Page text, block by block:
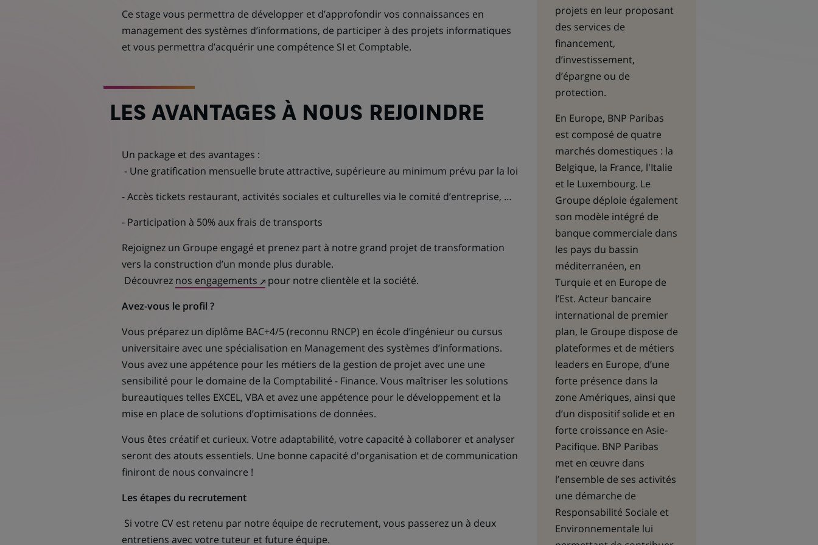
Ce stage vous permettra de développer et d’approfondir vos connaissances en
management des systèmes d’informations, de participer à des projets informatiques
et vous permettra d’acquérir une compétence SI et Comptable.
LES AVANTAGES À NOUS REJOINDRE
Un package et des avantages :
- Une gratification mensuelle brute attractive, supérieure au minimum prévu par la loi
- Accès tickets restaurant, activités sociales et culturelles via le comité d’entreprise, …
- Participation à 50% aux frais de transports
Rejoignez un Groupe engagé et prenez part à notre grand projet de transformation
vers la construction d’un monde plus durable.
Découvrez nos engagements(Ce
dans
un
nouvel
onglet)
pour notre clientèle et la société.
Avez-vous le profil ?
Vous préparez un diplôme BAC+4/5 (reconnu RNCP) en école d’ingénieur ou cursus
universitaire avec une spécialisation en Management des systèmes d’informations.
Vous avez une appétence pour les métiers de la gestion de projet avec une une
sensibilité pour le domaine de la Comptabilité - Finance. Vous maîtriser les solutions
bureautiques telles EXCEL, VBA et avez une appétence pour le développement et la
mise en place de solutions d’optimisations de données.
Vous êtes créatif et curieux. Votre adaptabilité, votre capacité à collaborer et analyser
seront des atouts essentiels. Une bonne capacité d'organisation et de communication
finiront de nous convaincre !
Les étapes du recrutement
Si votre CV est retenu par notre équipe de recrutement, vous passerez un à deux
entretiens avec votre tuteur et future équipe.
projets en leur proposant
des services de
financement,
d’investissement,
d’épargne ou de
protection.
En Europe, BNP Paribas
est composé de quatre
marchés domestiques : la
Belgique, la France, l'Italie
et le Luxembourg. Le
Groupe déploie également
son modèle intégré de
banque commerciale dans
les pays du bassin
méditerranéen, en
Turquie et en Europe de
l’Est. Acteur bancaire
international de premier
plan, le Groupe dispose de
plateformes et de métiers
leaders en Europe, d’une
forte présence dans la
zone Amériques, ainsi que
d’un dispositif solide et en
forte croissance en Asie-
Pacifique. BNP Paribas
met en œuvre dans
l’ensemble de ses activités
une démarche de
Responsabilité Sociale et
Environnementale lui